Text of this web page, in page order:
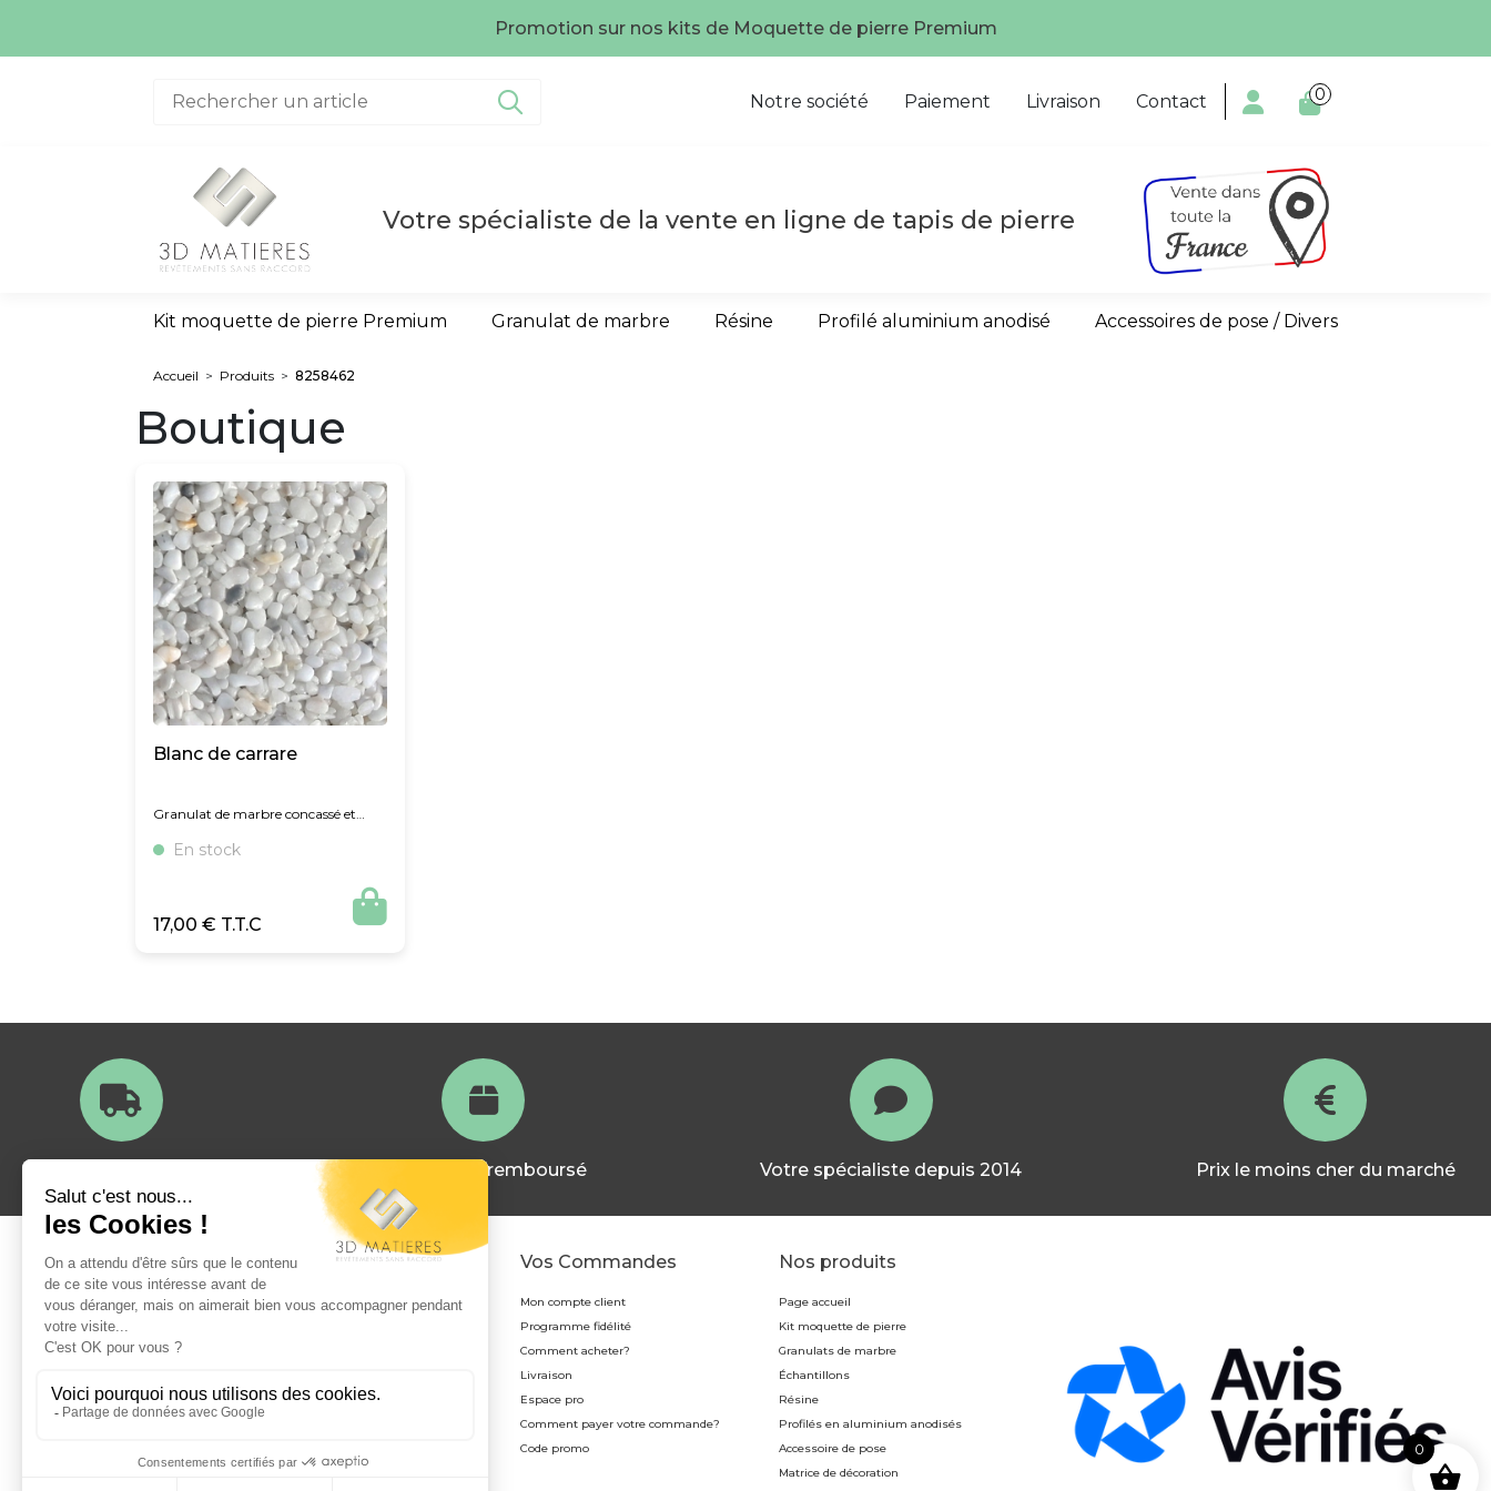
Promotion sur nos kits de Moquette de pierre Premium
Notre société Paiement Livraison Contact  0
Votre spécialiste de la vente en ligne de tapis de pierre
Kit moquette de pierre Premium Granulat de marbre Résine Profilé aluminium anodisé Accessoires de pose / Divers
Accueil > Produits > 8258462
Boutique
Blanc de carrare
Granulat de marbre concassé et
En stock
17,00 € 
Satisfait ou remboursé Votre spécialiste depuis 2014 Prix le moins cher du marché
A propos
Qui sommes nous?
Modes de paiement
Conditions générales de vente
Vos Commandes
Mon compte client
Programme fidélité
Comment acheter?
Livraison
Espace pro
Comment payer votre commande?
Code promo
Nos produits
Page accueil
Kit moquette de pierre
Granulats de marbre
Échantillons
Résine
Profilés en aluminium anodisés
Accessoire de pose
Matrice de décoration
0